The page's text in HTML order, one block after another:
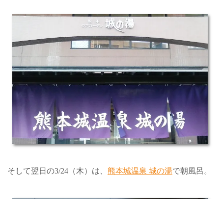
そして翌日の3/24（木）は、 熊本城温泉 城の湯で朝風呂。